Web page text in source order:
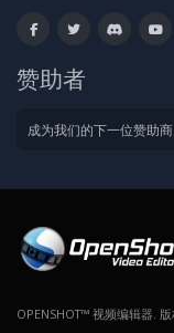
赞助者
成为我们的下一位赞助商
OPENSHOT™ 视频编辑器.